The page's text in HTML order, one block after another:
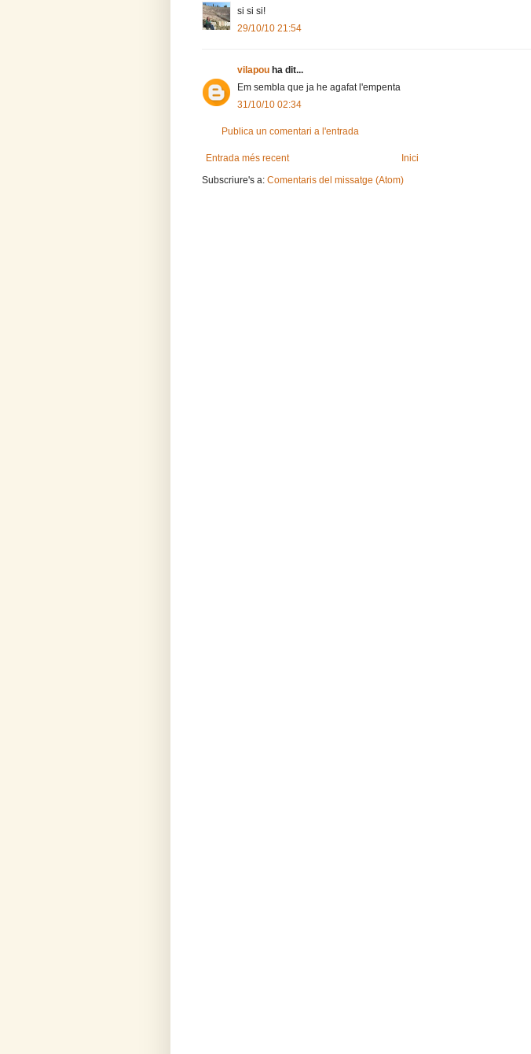
si si si!
29/10/10 21:54
vilapou ha dit...
Em sembla que ja he agafat l'empenta
31/10/10 02:34
Publica un comentari a l'entrada
Entrada més recent
Inici
Subscriure's a: Comentaris del missatge (Atom)